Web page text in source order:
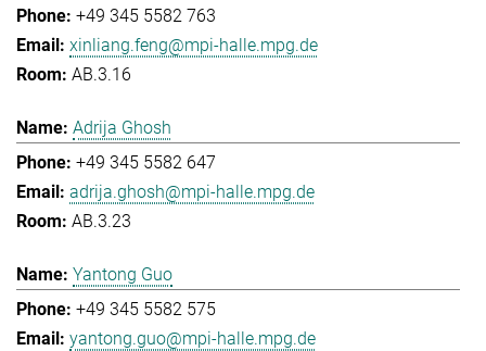
+49 345 5582 763
xinliang.feng@mpi-halle.mpg.de
AB.3.16
Adrija Ghosh
+49 345 5582 647
adrija.ghosh@mpi-halle.mpg.de
AB.3.23
Yantong Guo
+49 345 5582 575
yantong.guo@mpi-halle.mpg.de